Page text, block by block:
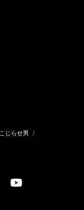
こじらせ男 /